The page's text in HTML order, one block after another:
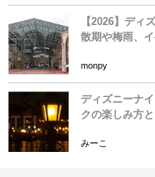
【2026】ディ
散期や梅雨、
monpy
ディズニーナ
クの楽しみ方と
みーこ